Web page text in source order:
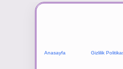
Anasayfa Gizlilik